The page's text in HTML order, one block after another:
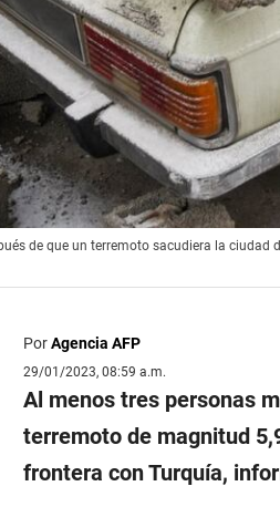
de que un terremoto sacudiera la ciudad
PorAgencia AFP
29/01/2023, 08:59 a.m.
Al menos tres personas
terremoto de magnitud
frontera con Turquía,